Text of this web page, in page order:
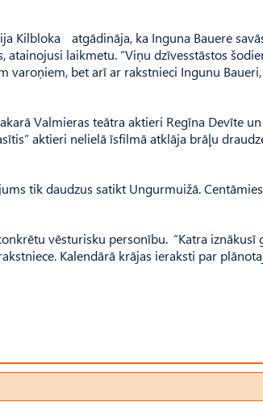
Kilbloka atgādināja, ka Inguna Bauere
atainojusi laikmetu. “Viņu dzīvesstāstos
varoņiem, bet arī ar rakstnieci Ingunu
Valmieras teātra aktieri Regīna Devīte
aktieri nelielā īsfilmā atklāja brāļu
tik daudzus satikt Ungurmuižā.
vēsturisku personību. “Katra
Kalen­dārā krājas ieraksti par